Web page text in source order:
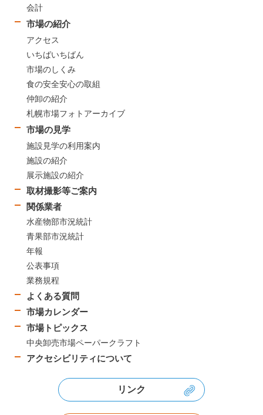
会計
市場の紹介
アクセス
いちばいちばん
市場のしくみ
食の安全安心の取組
仲卸の紹介
札幌市場フォトアーカイブ
市場の見学
施設見学の利用案内
施設の紹介
展示施設の紹介
取材撮影等ご案内
関係業者
水産物部市況統計
青果部市況統計
年報
公表事項
業務規程
よくある質問
市場カレンダー
市場トピックス
中央卸売市場ペーパークラフト
アクセシビリティについて
リンク